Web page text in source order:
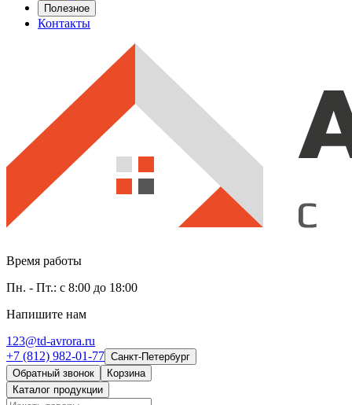
Полезное
Контакты
Время работы
Пн. - Пт.: с 8:00 до 18:00
Напишите нам
123@td-avrora.ru
+7 (812) 982-01-77 Санкт-Петербург
Обратный звонок
Корзина
Каталог продукции